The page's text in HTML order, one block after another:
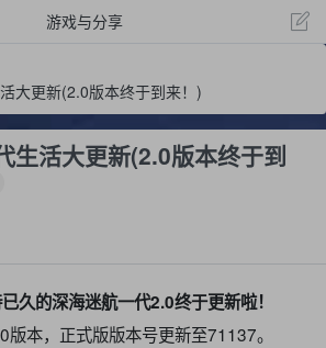
游戏与分享
大更新(2.0版本终于到来！)
生活大更新(2.0版本终于到
久的深海迷航一代2.0终于更新啦！
本，正式版版本号更新至71137。